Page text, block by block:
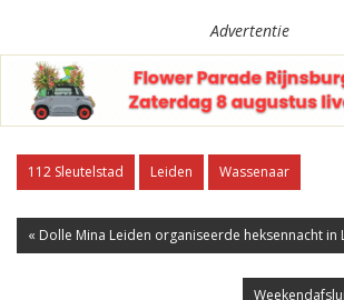
Advertentie
112 Sleutelstad Leiden Wassenaar
« Dolle Mina Leiden organiseerde heksennacht in